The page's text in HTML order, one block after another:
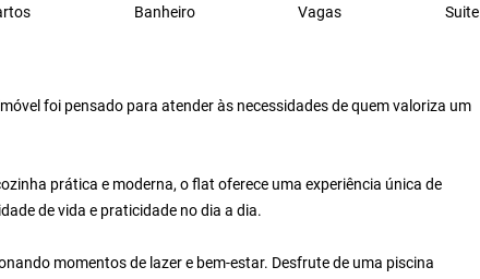
Banheiro
Vagas
Suite
foi pensado para atender às necessidades de quem valoriza um
prática e moderna, o flat oferece uma experiência única de
de vida e praticidade no dia a dia.
momentos de lazer e bem-estar. Desfrute de uma piscina